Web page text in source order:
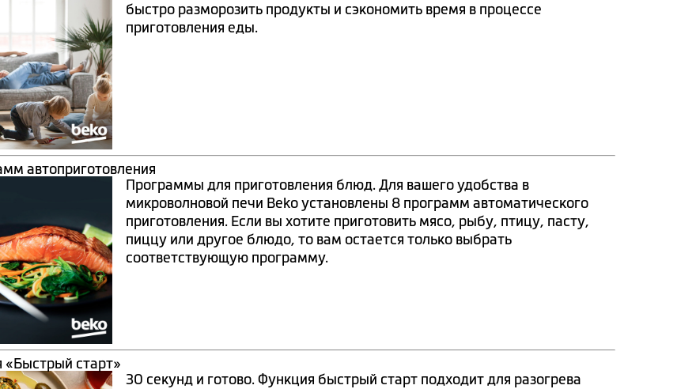
быстро разморозить продукты и сэкономить время в процессе
приготовления еды.
автоприготовления
Программы для приготовления блюд. Для вашего удобства в
микроволновой печи Beko установлены 8 программ автоматического
приготовления. Если вы хотите приготовить мясо, рыбу, птицу, пасту,
пиццу или другое блюдо, то вам остается только выбрать
соответствующую программу.
«Быстрый старт»
30 секунд и готово. Функция быстрый старт подходит для разогрева